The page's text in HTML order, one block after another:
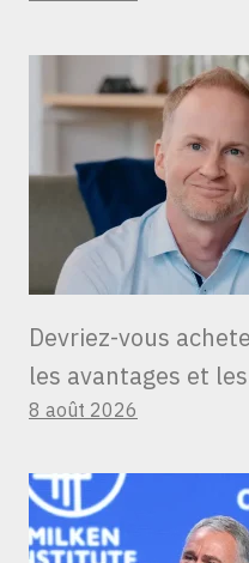
Devriez-vous
les avantages et
8 août 2026